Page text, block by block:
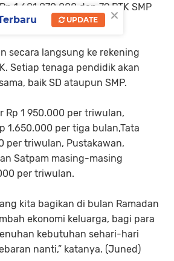
1.681.870.000 dan 79 PTK SMP
Rp. 492.800.000.
secara langsung ke rekening
Setiap tenaga pendidik akan
baik SD ataupun SMP.
Rp 1 950.000 per triwulan,
1.650.000 per tiga bulan,Tata
per triwulan, Pustakawan,
Satpam masing-masing
per triwulan.
kita bagikan di bulan Ramadan
ekonomi keluarga, bagi para
kebutuhan sehari-hari
nanti,” katanya. (Juned)
×
UPDATE